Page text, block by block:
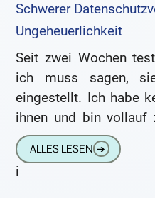
Schwerer
Ungeheuerlichkeit
Seit zwei Wochen
ich muss sagen,
eingestellt. Ich habe
ihnen und bin vollauf
sitzen hinter dem Ohr
ALLES LESEN ➔
i